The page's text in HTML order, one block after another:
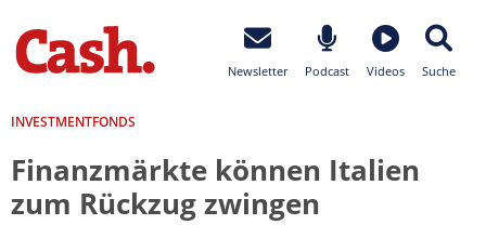
Newsletter Podcast Videos Suche
INVESTMENTFONDS
Finanzmärkte können Italien
zum Rückzug zwingen